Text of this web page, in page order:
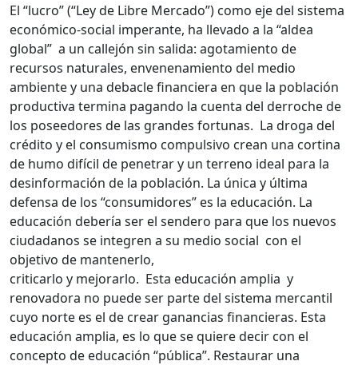
El “lucro” (“Ley de Libre Mercado”) como eje del sistema
económico-social imperante, ha llevado a la “aldea
global” a un callejón sin salida: agotamiento de
recursos naturales, envenenamiento del medio
ambiente y una debacle financiera en que la población
productiva termina pagando la cuenta del derroche de
los poseedores de las grandes fortunas. La droga del
crédito y el consumismo compulsivo crean una cortina
de humo difícil de penetrar y un terreno ideal para la
desinformación de la población. La única y última
defensa de los “consumidores” es la educación. La
educación debería ser el sendero para que los nuevos
ciudadanos se integren a su medio social con el
objetivo de mantenerlo,
criticarlo y mejorarlo. Esta educación amplia y
renovadora no puede ser parte del sistema mercantil
cuyo norte es el de crear ganancias financieras. Esta
educación amplia, es lo que se quiere decir con el
concepto de educación “pública”. Restaurar una